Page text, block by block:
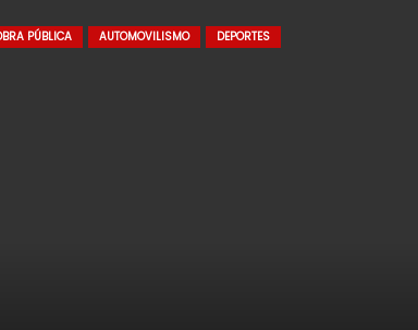
PÚBLICA AUTOMOVILISMO DEPORTES